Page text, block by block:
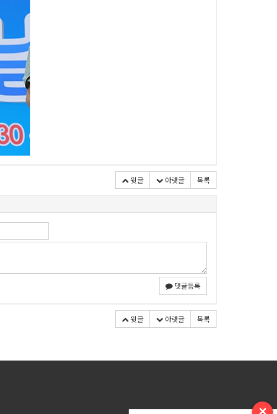
윗글 아랫글 목록
댓글등록
윗글 아랫글 목록